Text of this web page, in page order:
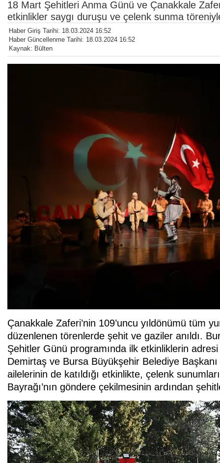
18 Mart Şehitleri Anma Günü ve Çanakkale
etkinlikler saygı duruşu ve çelenk sunma
Haber Giriş Tarihi: 18.03.2024 16:52
Haber Güncellenme Tarihi: 18.03.2024 16:52
Kaynak: Bülten
Çanakkale Zaferi’nin 109’uncu yıldönümü tüm
düzenlenen törenlerde şehit ve gaziler anıldı.
Şehitler Günü programında ilk etkinliklerin
Demirtaş ve Bursa Büyükşehir Belediye
ailelerinin de katıldığı etkinlikte, çelenk
Bayrağı’nın göndere çekilmesinin ardından